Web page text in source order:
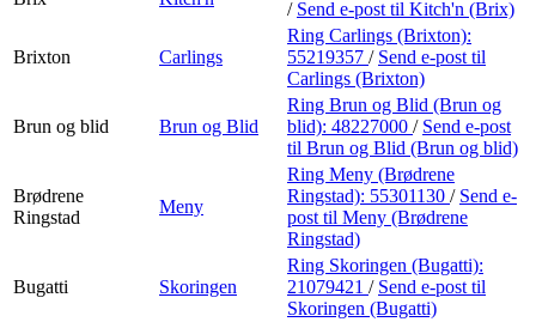
/ Send e-post til Kitch'n (Brix)
Brixton Carlings
Ring Carlings (Brixton):
55219357 / Send e-post til
Carlings (Brixton)
Brun og blid Brun og Blid
Ring Brun og Blid (Brun og
blid): 48227000 / Send e-post
til Brun og Blid (Brun og blid)
Brødrene
Ringstad
Meny
Ring Meny (Brødrene
Ringstad): 55301130 / Send e-
post til Meny (Brødrene
Ringstad)
Bugatti Skoringen
Ring Skoringen (Bugatti):
21079421 / Send e-post til
Skoringen (Bugatti)